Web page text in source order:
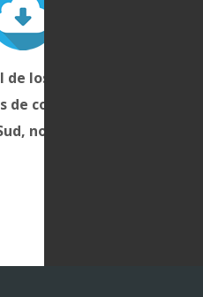
de los Comités Directivos
cooperación científica
noviembre de 2018, en